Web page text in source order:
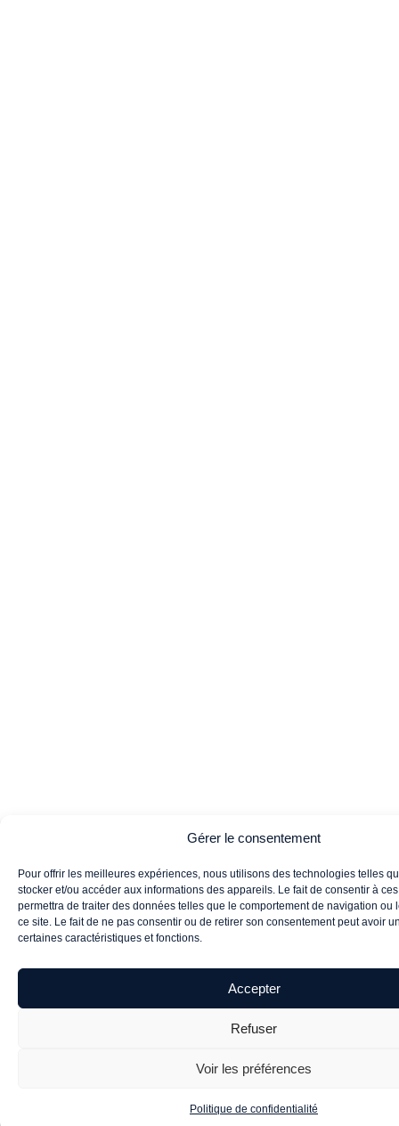
Gérer le consentement
Pour offrir les meilleures expériences, nous utilisons des technologies telles
stocker et/ou accéder aux informations des appareils. Le fait de consentir à
permettra de traiter des données telles que le comportement de navigation ou
ce site. Le fait de ne pas consentir ou de retirer son consentement peut avoir
certaines caractéristiques et fonctions.
Accepter
Refuser
Voir les préférences
Politique de confidentialité